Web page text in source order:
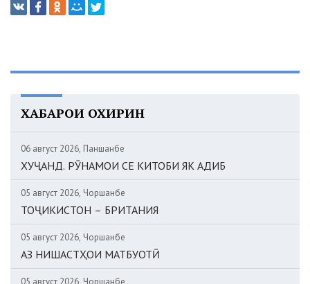
ХАБАРҲОИ ОХИРИН
06 август 2026, Панҷшанбе
ХУҶАНД. РӮНАМОИ СЕ КИТОБИ ЯК АДИБ
05 август 2026, Чоршанбе
ТОҶИКИСТОН – БРИТАНИЯ
05 август 2026, Чоршанбе
АЗ НИШАСТҲОИ МАТБУОТӢ
05 август 2026, Чоршанбе